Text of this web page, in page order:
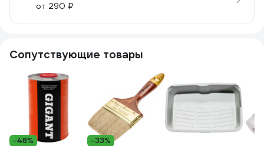
от 290 ₽
Сопутствующие товары
-48% -33%